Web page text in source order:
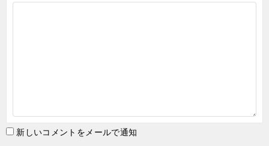
新しいコメントをメールで通知